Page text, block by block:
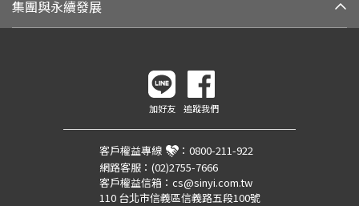
集團與永續發展
加好友 追蹤我們
客戶權益專線 ： 0800-211-922
網路客服： (02)2755-7666
客戶權益信箱： cs@sinyi.com.tw
110 台北市信義區信義路五段100號